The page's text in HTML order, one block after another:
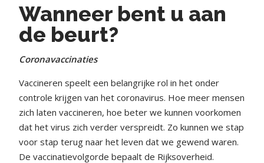
Wanneer bent u aan
de beurt?
Coronavaccinaties
Vaccineren speelt een belangrijke rol in het onder
controle krijgen van het coronavirus. Hoe meer mensen
zich laten vaccineren, hoe beter we kunnen voorkomen
dat het virus zich verder verspreidt. Zo kunnen we stap
voor stap terug naar het leven dat we gewend waren.
De vaccinatievolgorde bepaalt de Rijksoverheid.